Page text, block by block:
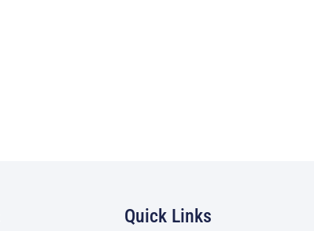
Quick Links